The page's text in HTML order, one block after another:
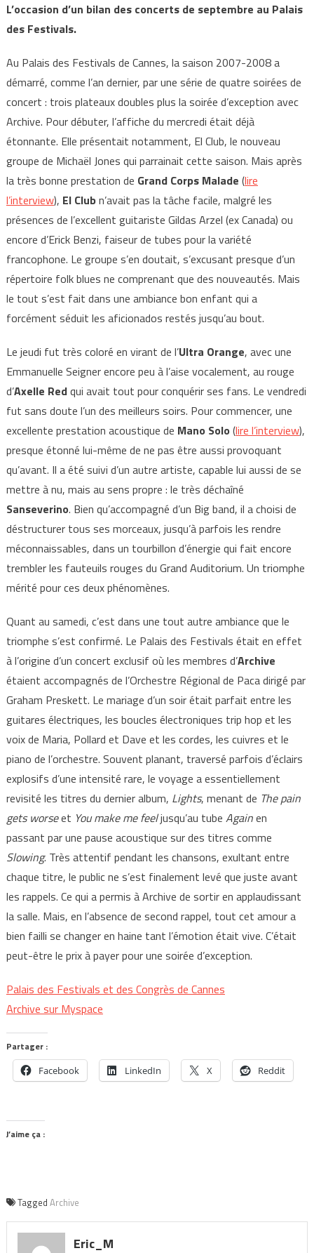
L’occasion d’un bilan des concerts de septembre au Palais
des Festivals.
Au Palais des Festivals de Cannes, la saison 2007-2008 a
démarré, comme l’an dernier, par une série de quatre soirées de
concert : trois plateaux doubles plus la soirée d’exception avec
Archive. Pour débuter, l’affiche du mercredi était déjà
étonnante. Elle présentait notamment, El Club, le nouveau
groupe de Michaël Jones qui parrainait cette saison. Mais après
la très bonne prestation de Grand Corps Malade (lire
l’interview), El Clubn’avait pas la tâche facile, malgré les
présences de l’excellent guitariste Gildas Arzel (ex Canada) ou
encore d’Erick Benzi, faiseur de tubes pour la variété
francophone. Le groupe s’en doutait, s’excusant presque d’un
répertoire folk blues ne comprenant que des nouveautés. Mais
le tout s’est fait dans une ambiance bon enfant qui a
forcément séduit les aficionados restés jusqu’au bout.
Le jeudi fut très coloré en virant de l’Ultra Orange, avec une
Emmanuelle Seigner encore peu à l’aise vocalement, au rouge
d’Axelle Redqui avait tout pour conquérir ses fans. Le vendredi
fut sans doute l’un des meilleurs soirs. Pour commencer, une
excellente prestation acoustique de Mano Solo (lire l’interview),
presque étonné lui-même de ne pas être aussi provoquant
qu’avant. Il a été suivi d’un autre artiste, capable lui aussi de se
mettre à nu, mais au sens propre : le très déchaîné
Sanseverino. Bien qu’accompagné d’un Big band, il a choisi de
déstructurer tous ses morceaux, jusqu’à parfois les rendre
méconnaissables, dans un tourbillon d’énergie qui fait encore
trembler les fauteuils rouges du Grand Auditorium. Un triomphe
mérité pour ces deux phénomènes.
Quant au samedi, c’est dans une tout autre ambiance que le
triomphe s’est confirmé. Le Palais des Festivals était en effet
à l’origine d’un concert exclusif où les membres d’Archive
étaient accompagnés de l’Orchestre Régional de Paca dirigé par
Graham Preskett. Le mariage d’un soir était parfait entre les
guitares électriques, les boucles électroniques trip hop et les
voix de Maria, Pollard et Dave et les cordes, les cuivres et le
piano de l’orchestre. Souvent planant, traversé parfois d’éclairs
explosifs d’une intensité rare, le voyage a essentiellement
revisité les titres du dernier album, Lights, menant de The pain
gets worseet You make me feeljusqu’au tube Againen
passant par une pause acoustique sur des titres comme
Slowing. Très attentif pendant les chansons, exultant entre
chaque titre, le public ne s’est finalement levé que juste avant
les rappels. Ce qui a permis à Archive de sortir en applaudissant
la salle. Mais, en l’absence de second rappel, tout cet amour a
bien failli se changer en haine tant l’émotion était vive. C’était
peut-être le prix à payer pour une soirée d’exception.
Palais des Festivals et des Congrès de Cannes
Archive sur Myspace
Partager :
Facebook LinkedIn X Reddit
J’aime ça :
Tagged Archive
Eric_M